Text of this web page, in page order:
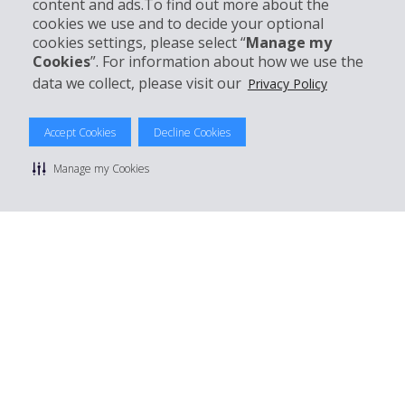
content and ads.To find out more about the
cookies we use and to decide your optional
cookies settings, please select “Manage my
Cookies”. For information about how we use the
data we collect, please visit our Privacy Policy
Accept Cookies Decline Cookies
Manage my Cookies
Réserver avec Hertz
© 2026 The Hertz System, Inc.
Politique de confidentialité
Conditions de location |